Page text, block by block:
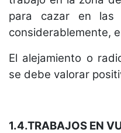
para cazar en las
considerablemente,
El alejamiento o
se debe valorar
1.4.TRABAJOS EN